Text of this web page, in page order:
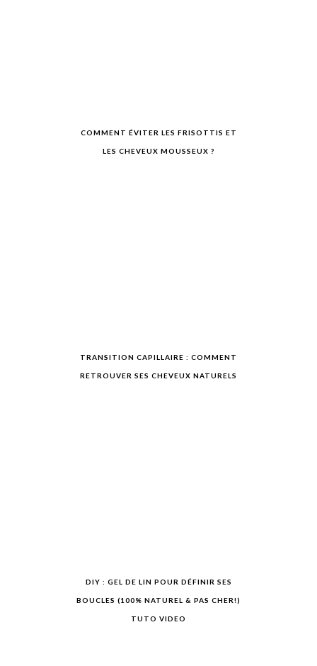
COMMENT ÉVITER LES FRISOTTIS ET
LES CHEVEUX MOUSSEUX ?
TRANSITION CAPILLAIRE : COMMENT
RETROUVER SES CHEVEUX NATURELS
DIY : GEL DE LIN POUR DÉFINIR SES
BOUCLES (100% NATUREL & PAS CHER!)
TUTO VIDEO